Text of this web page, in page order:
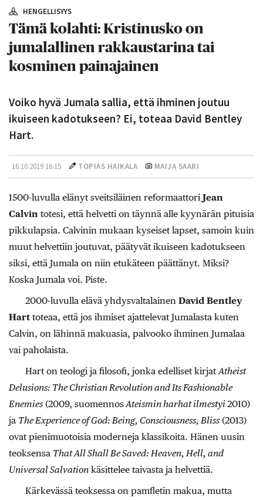
HENGELLISYYS
Tämä kolahti: Kristinusko on
jumalallinen rakkaustarina tai
kosminen painajainen
Voiko hyvä Jumala sallia, että ihminen joutuu
ikuiseen kadotukseen? Ei, toteaa David Bentley
Hart.
16.10.2019 16:15 TOPIAS HAIKALA MAIJA SAARI
1500-luvulla elänyt sveitsiläinen reformaattori Jean
Calvin totesi, että helvetti on täynnä alle kyynärän pituisia
pikkulapsia. Calvinin mukaan kyseiset lapset, samoin kuin
muut helvettiin joutuvat, päätyvät ikuiseen kadotukseen
siksi, että Jumala on niin etukäteen päättänyt. Miksi?
Koska Jumala voi. Piste.
2000-luvulla elävä yhdysvaltalainen David Bentley
Hart toteaa, että jos ihmiset ajattelevat Jumalasta kuten
Calvin, on lähinnä makuasia, palvooko ihminen Jumalaa
vai paholaista.
Hart on teologi ja filosofi, jonka edelliset kirjatAtheist
Delusions: The Christian Revolution and Its Fashionable
Enemies(2009, suomennosAteismin harhat ilmestyi2010)
ja The Experience of God: Being, Consciousness, Bliss(2013)
ovat pienimuotoisia moderneja klassikoita. Hänen uusin
teoksensa That All Shall Be Saved: Heaven, Hell, and
Universal Salvation käsittelee taivasta ja helvettiä.
Kärkevässä teoksessa on pamfletin makua, mutta